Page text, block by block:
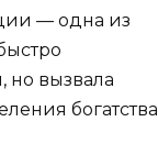
— одна из
но вызвала
богатства